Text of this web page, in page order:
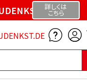
詳しくは
こちら